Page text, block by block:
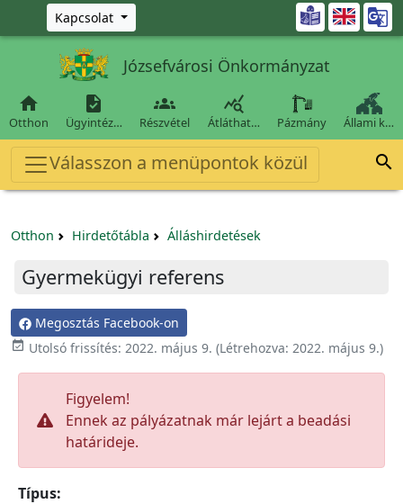
Ugrás a fő tartalomra
Kapcsolat 
Józsefvárosi Önkormányzat

Otthon

Ügyintéz…

Részvétel

Átláthat… Pázmány Állami k…
Válasszon a menüpontok közül 
Otthon Hirdetőtábla Álláshirdetések
Gyermekügyi referens
Megosztás Facebook-on
 Utolsó frissítés: 2022. május 9. (Létrehozva: 2022. május 9.)
Figyelem!
Ennek az pályázatnak már lejárt a beadási
határideje.
Típus: